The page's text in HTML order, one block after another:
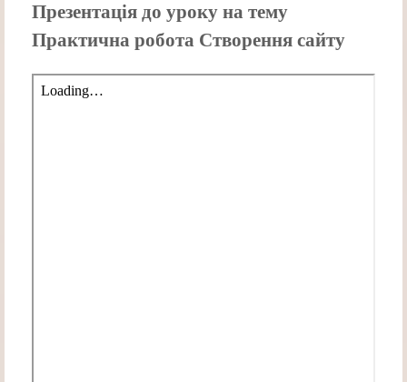
Презентація до уроку на тему
Практична робота Створення сайту